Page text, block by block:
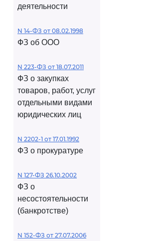
деятельности
N 14-ФЗ от 08.02.1998
ФЗ об ООО
N 223-ФЗ от 18.07.2011
ФЗ о закупках
товаров, работ, услуг
отдельными видами
юридических лиц
N 2202-1 от 17.01.1992
ФЗ о прокуратуре
N 127-ФЗ 26.10.2002
ФЗ о
несостоятельности
(банкротстве)
N 152-ФЗ от 27.07.2006